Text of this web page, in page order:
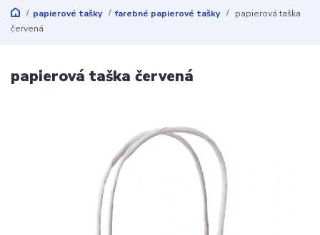
papierové tašky farebné papierové tašky
papierová taška
červená
papierová taška červená